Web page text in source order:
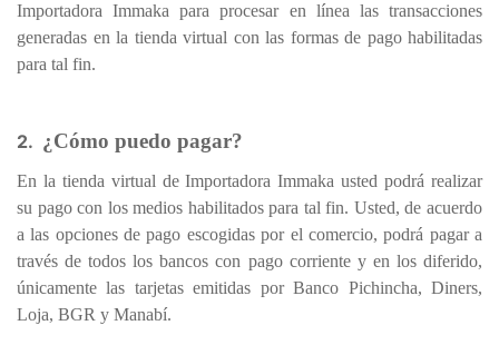
Importadora Immaka para procesar en línea las transacciones
generadas en la tienda virtual con las formas de pago habilitadas
para tal fin.
2. ¿Cómo puedo pagar?
En la tienda virtual de Importadora Immaka usted podrá realizar
su pago con los medios habilitados para tal fin. Usted, de acuerdo
a las opciones de pago escogidas por el comercio, podrá pagar a
través de todos los bancos con pago corriente y en los diferido,
únicamente las tarjetas emitidas por Banco Pichincha, Diners,
Loja, BGR y Manabí.